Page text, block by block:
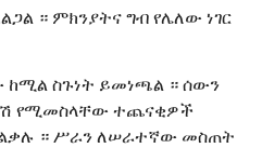
። ምክንያትና ግብ የሌለው ነገር
ስጉነት ይመነጫል ። ሰውን
የሚመስላቸው ተጨናቂዎች
። ሥራን ለሠራተኛው መስጠት